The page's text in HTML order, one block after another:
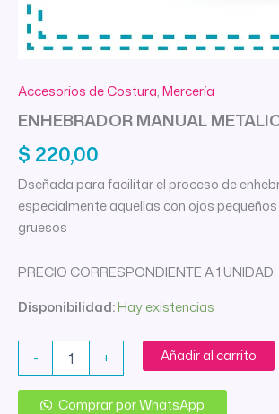
Accesorios de Costura,Mercería
ENHEBRADOR MANUAL
$ 220,00
Dseñada para facilitar el proceso de
especialmente aquellas con ojos
gruesos
PRECIO CORRESPONDIENTE A 1 UNIDAD
Disponibilidad:Hay existencias
-
MANUAL
+ Añadir al carrito
Comprar por WhatsApp